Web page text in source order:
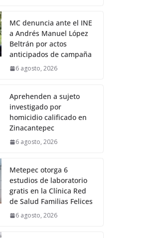
MC denuncia ante el INE
a Andrés Manuel López
Beltrán por actos
anticipados de campaña
6 agosto, 2026
Aprehenden a sujeto
investigado por
homicidio calificado en
Zinacantepec
6 agosto, 2026
Metepec otorga 6
estudios de laboratorio
gratis en la Clínica Red
de Salud Familias Felices
6 agosto, 2026